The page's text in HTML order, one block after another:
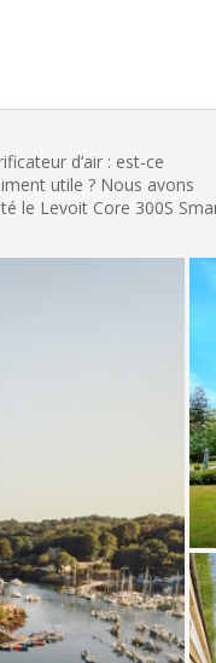
: est-ce
? Nous avons
Core 300S Smart